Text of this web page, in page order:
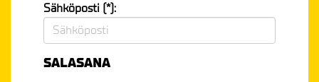
Sähköposti (*):
SALASANA